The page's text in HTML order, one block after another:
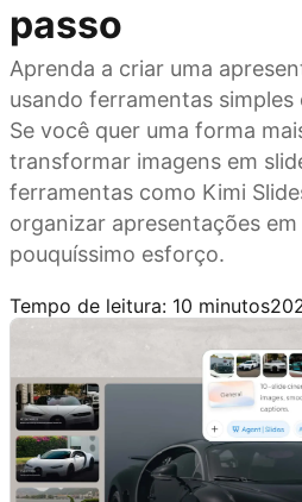
passo
Aprenda a criar uma
usando ferramentas simples
Se você quer uma forma
transformar imagens em
ferramentas como Kimi
organizar apresentações
pouquíssimo esforço.
Tempo de leitura: 10 minutos